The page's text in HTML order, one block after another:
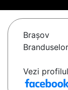
Braşov
Vezi